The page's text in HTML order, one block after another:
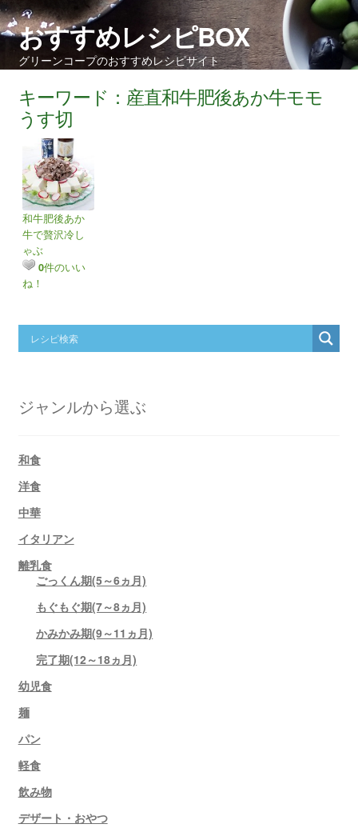
おすすめレシピBOX
グリーンコープのおすすめレシピサイト
キーワード：産直和牛肥後あか牛モモ
うす切
和牛肥後あか
牛で贅沢冷し
ゃぶ
0件のいい
ね！
ジャンルから選ぶ
和食
洋食
中華
イタリアン
離乳食
ごっくん期(5～6ヵ月)
もぐもぐ期(7～8ヵ月)
かみかみ期(9～11ヵ月)
完了期(12～18ヵ月)
幼児食
麺
パン
軽食
飲み物
デザート・おやつ